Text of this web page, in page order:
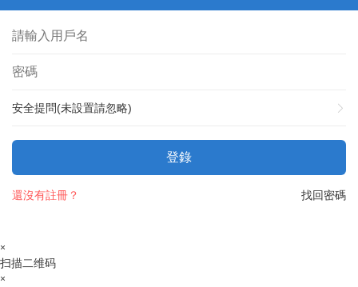
安全提問(未設置請忽略)
登錄
找回密碼
還沒有註冊？
×
扫描二维码
×